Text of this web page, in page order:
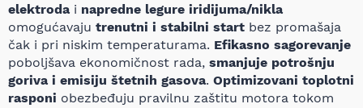
elektrodai napredne legure iridijuma/nikla
omogućavaju trenutni i stabilni start bez promašaja
čak i pri niskim temperaturama. Efikasno sagorevanje
poboljšava ekonomičnost rada, smanjuje potrošnju
goriva i emisiju štetnih gasova. Optimizovani toplotni
rasponi obezbeđuju pravilnu zaštitu motora tokom